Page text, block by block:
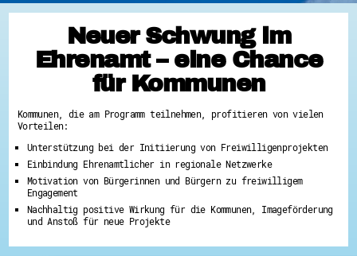
Neuer Schwung im
Ehrenamt – eine Chance
für Kommunen
Kommunen, die am Programm teilnehmen, profitieren von vielen
Vorteilen:
Unterstützung bei der Initiierung von Freiwilligenprojekten
Einbindung Ehrenamtlicher in regionale Netzwerke
Motivation von Bürgerinnen und Bürgern zu freiwilligem
Engagement
Nachhaltig positive Wirkung für die Kommunen, Imageförderung
und Anstoß für neue Projekte